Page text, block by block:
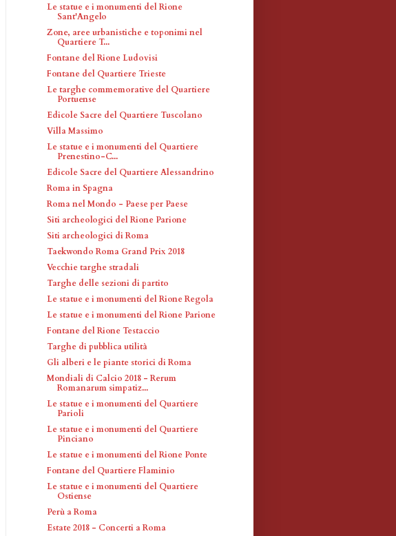
Le statue e i monumenti del Rione
Sant'Angelo
Zone, aree urbanistiche e toponimi nel
Quartiere T...
Fontane del Rione Ludovisi
Fontane del Quartiere Trieste
Le targhe commemorative del Quartiere
Portuense
Edicole Sacre del Quartiere Tuscolano
Villa Massimo
Le statue e i monumenti del Quartiere
Prenestino-C...
Edicole Sacre del Quartiere Alessandrino
Roma in Spagna
Roma nel Mondo - Paese per Paese
Siti archeologici del Rione Parione
Siti archeologici di Roma
Taekwondo Roma Grand Prix 2018
Vecchie targhe stradali
Targhe delle sezioni di partito
Le statue e i monumenti del Rione Regola
Le statue e i monumenti del Rione Parione
Fontane del Rione Testaccio
Targhe di pubblica utilità
Gli alberi e le piante storici di Roma
Mondiali di Calcio 2018 - Rerum
Romanarum simpatiz...
Le statue e i monumenti del Quartiere
Parioli
Le statue e i monumenti del Quartiere
Pinciano
Le statue e i monumenti del Rione Ponte
Fontane del Quartiere Flaminio
Le statue e i monumenti del Quartiere
Ostiense
Perù a Roma
Estate 2018 - Concerti a Roma